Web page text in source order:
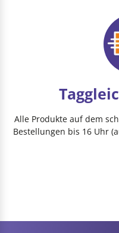
Alle Produkte auf dem
Bestellungen bis 16 Uhr